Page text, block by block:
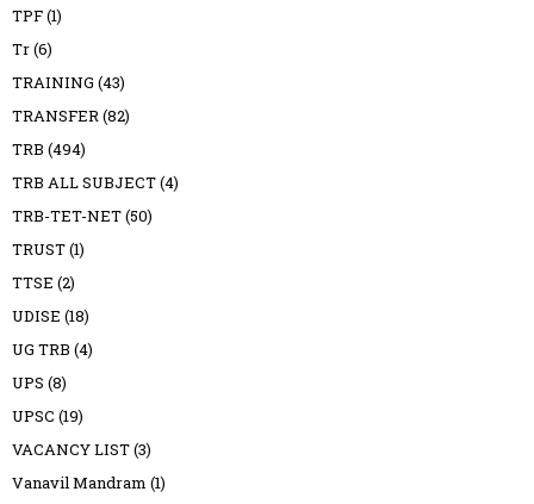
TPF(1)
Tr(6)
TRAINING (43)
TRANSFER(82)
TRB (494)
TRB ALL SUBJECT(4)
TRB-TET-NET(50)
TRUST(1)
TTSE (2)
UDISE (18)
UG TRB (4)
UPS (8)
UPSC (19)
VACANCY LIST(3)
Vanavil Mandram (1)